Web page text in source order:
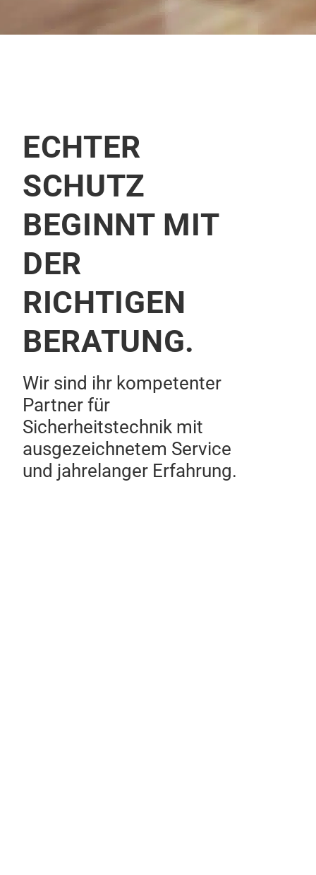
ECHTER
SCHUTZ
BEGINNT MIT
DER
RICHTIGEN
BERATUNG.
Wir sind ihr kompetenter
Partner für
Sicherheitstechnik mit
ausgezeichnetem Service
und jahrelanger Erfahrung.